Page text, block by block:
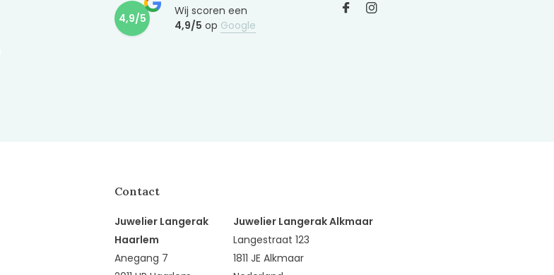
4,9/5
Wij scoren een
4,9/5 op Google
Contact
Juwelier Langerak
Haarlem
Anegang 7
Juwelier Langerak Alkmaar
Langestraat 123
1811 JE Alkmaar